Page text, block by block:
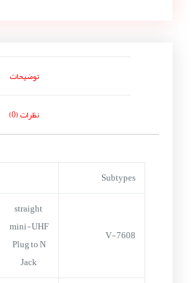
توضیحات
نظرات (0)
Subtypes
V-7608
straight
mini-UHF
Plug to N
Jack